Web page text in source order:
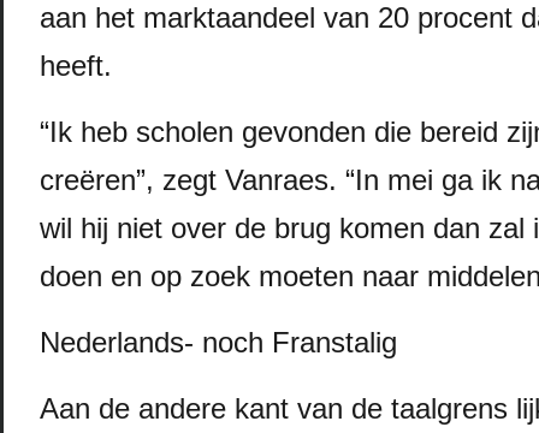
aan het marktaandeel van 20 procent
heeft.
“Ik heb scholen gevonden die bereid
creëren”, zegt Vanraes. “In mei ga ik
wil hij niet over de brug komen dan zal
doen en op zoek moeten naar
Nederlands- noch Franstalig
Aan de andere kant van de taalgrens